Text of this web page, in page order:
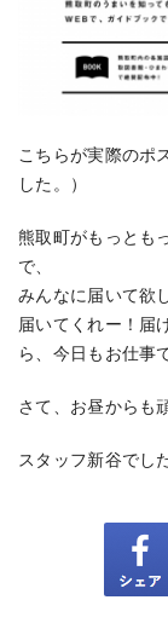
こちらが実際のポ
した。）
熊取町がもっとも
で、
みんなに届いて欲
届いてくれー！届
ら、今日もお仕事
さて、お昼からも
スタッフ新谷でし